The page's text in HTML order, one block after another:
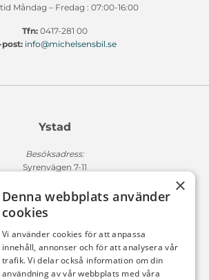
Måndag – Fredag : 07:00-16:00
Tfn:0417-281 00
post: info@michelsensbil.se
Ystad
Besöksadress:
Syrenvägen 7-11
Fakturaadress:
Michelsens Bil AB /ePP
Fack 110684
10654 Stockholm
måste innehålla referensnummer!
×
Denna webbplats använder
cookies
Vi använder cookies för att anpassa
innehåll, annonser och för att analysera vår
trafik. Vi delar också information om din
användning av vår webbplats med våra